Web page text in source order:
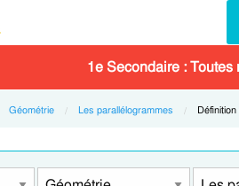
1e Secondaire : Toutes
Géométrie Les parallélogrammes Current: